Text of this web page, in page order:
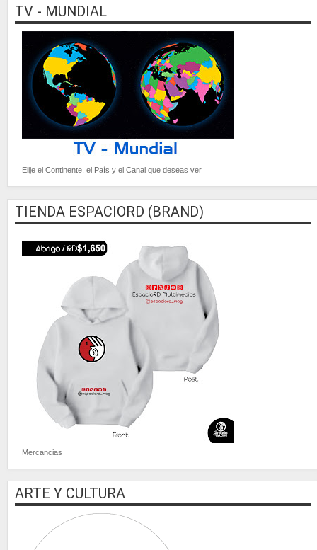
TV - MUNDIAL
Elije el Continente, el País y el Canal que deseas ver
TIENDA ESPACIORD (BRAND)
Mercancias
ARTE Y CULTURA